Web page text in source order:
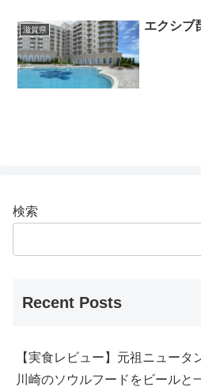
滋賀県 エクシブ
検索
Recent Posts
【実食レビュー】元祖ニュータ
川崎のソウルフードをビールと